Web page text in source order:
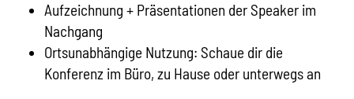
Aufzeichnung + Präsentationen der Speaker im
Nachgang
Ortsunabhängige Nutzung: Schaue dir die
Konferenz im Büro, zu Hause oder unterwegs an